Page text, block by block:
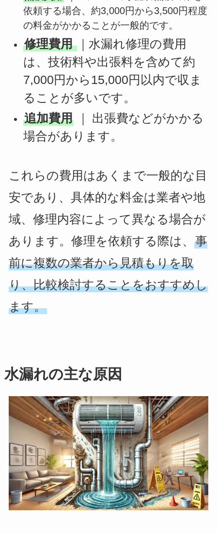
依頼する場合、約3,000円から3,500円程度
の料金がかかることが一般的です。
修理費用 ｜水漏れ修理の費用
は、技術料や出張料を含めて約
7,000円から15,000円以内で収ま
ることが多いです。
追加費用｜ 出張費などがかかる
場合があります。
これらの費用はあくまで一般的な目
安であり、具体的な料金は業者や地
域、修理内容によって異なる場合が
あります。修理を依頼する際は、 事
前に複数の業者から見積もりを取
り、比較検討することをおすすめし
ます。
水漏れの主な原因